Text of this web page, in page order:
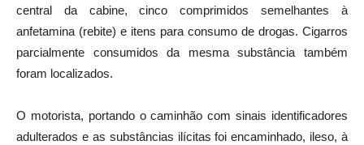
central da cabine, cinco comprimidos semelhantes à
anfetamina (rebite) e itens para consumo de drogas. Cigarros
parcialmente consumidos da mesma substância também
foram localizados.
O motorista, portando o caminhão com sinais identificadores
adulterados e as substâncias ilícitas foi encaminhado, ileso, à